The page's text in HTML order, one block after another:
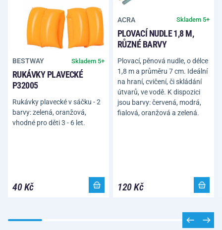
BESTWAY Skladem 5+
RUKÁVKY PLAVECKÉ
P32005
Rukávky plavecké v sáčku - 2
barvy: zelená, oranžová,
vhodné pro děti 3 - 6 let.
40 Kč
ACRA Skladem 5+
PLOVACÍ NUDLE 1,8 M,
RŮZNÉ BARVY
Plovací, pěnová nudle, o délce
1,8 m a průměru 7 cm. Ideální
na hraní, cvičení, či skládání
útvarů, ve vodě. K dispozici
jsou barvy: červená, modrá,
fialová, oranžová a zelená.
120 Kč